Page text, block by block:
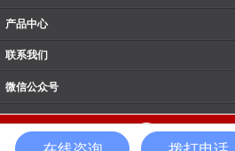
产品中心
联系我们
微信公众号